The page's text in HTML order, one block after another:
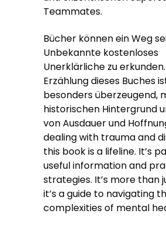
Teammates.
Bücher können ein Weg
Unbekannte kostenloses
Unerklärliche zu
Erzählung dieses Buches
besonders überzeugend,
historischen Hintergrund
von Ausdauer und
dealing with trauma and
this book is a lifeline. It’s
useful information and
strategies. It’s more than
it’s a guide to navigating
complexities of mental